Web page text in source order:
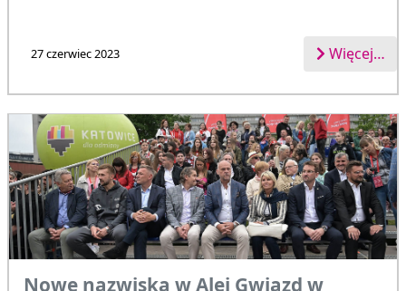
27 czerwiec 2023 Więcej…
Nowe nazwiska w Alei Gwiazd w